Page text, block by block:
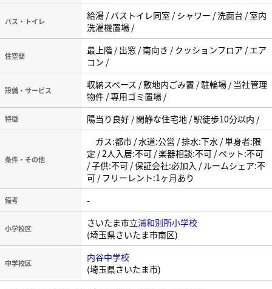
バス・トイレ
給湯 / バストイレ同室 / シャワー / 洗面台 / 室内
洗濯機置場 /
住空間
最上階 / 出窓 / 南向き / クッションフロア / エア
コン /
設備・サービス
収納スペース / 敷地内ごみ置 / 駐輪場 / 当社管理
物件 / 専用ゴミ置場 /
特徴 陽当り良好 / 閑静な住宅地 / 駅徒歩10分以内 /
条件・その他
ガス:都市 / 水道:公営 / 排水:下水 / 単身者:限
定 / 2人入居:不可 / 楽器相談:不可 / ペット:不可
/ 子供:不可 / 保証会社:必加入 / ルームシェア:不
可 / フリーレント:1ヶ月あり
備考 -
小学校区 さいたま市立浦和別所小学校
(埼玉県さいたま市南区)
中学校区
内谷中学校
(埼玉県さいたま市)